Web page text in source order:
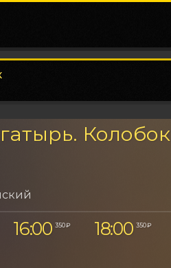
Колобок
16:00 350 ₽ 18:00 350 ₽